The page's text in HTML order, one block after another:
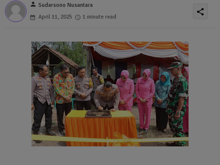
person Sudarsono Nusantara
April 11, 2025
1 minute read
share